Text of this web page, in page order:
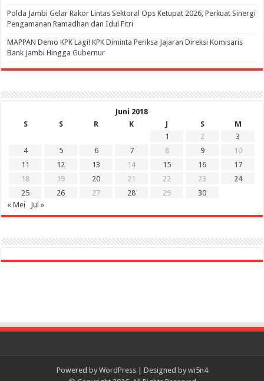
Polda Jambi Gelar Rakor Lintas Sektoral Ops Ketupat 2026, Perkuat Sinergi
Pengamanan Ramadhan dan Idul Fitri
‎MAPPAN Demo KPK Lagi! KPK Diminta Periksa Jajaran Direksi Komisaris
Bank Jambi Hingga Gubernur ‎
Juni 2018
S
S R K J S
M
1
2
3
4
5 6 7 8 9
10
11
12 13 14 15 16
17
18
19 20 21 22 23
24
25
26 27 28 29
30
« Mei
Jul »
Powered by WordPress| Designed by wi5n4